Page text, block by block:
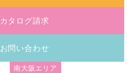
カタログ請求
お問い合わせ
南大阪エリア